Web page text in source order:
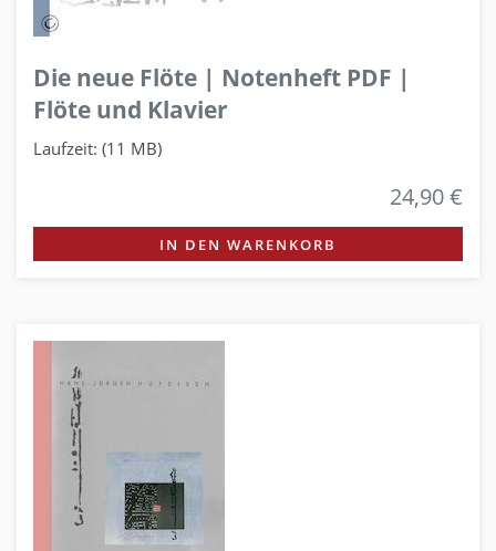
Die neue Flöte | Notenheft PDF |
Flöte und Klavier
Laufzeit: (11 MB)
24,90 €
IN DEN WARENKORB